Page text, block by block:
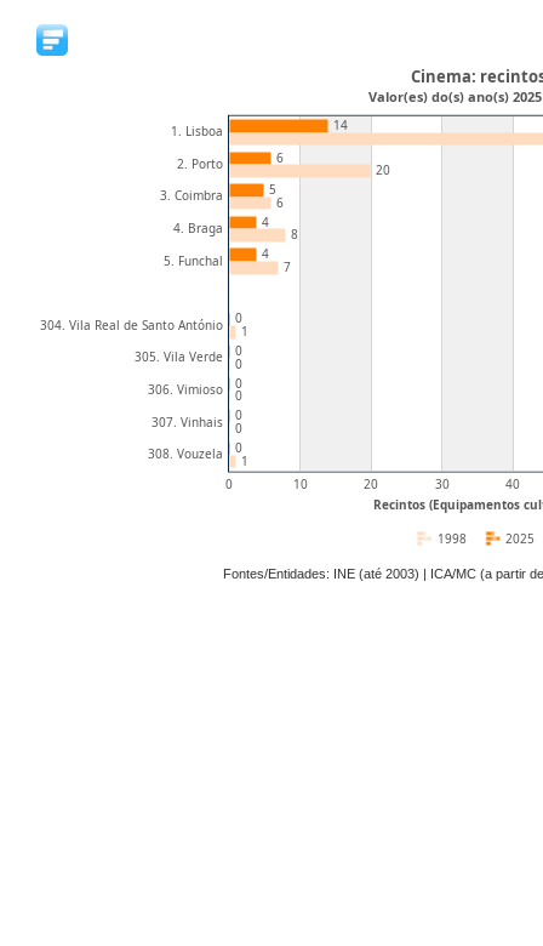
Recintos (Equipamentos
0 10 20 30 40
1. Lisboa
2. Porto
3. Coimbra
4. Braga
5. Funchal
304. Vila Real de Santo António
305. Vila Verde
306. Vimioso
307. Vinhais
308. Vouzela
14
6
5
4
4
0
0
0
0
0
20
6
8
7
1
0
0
0
1
Cinema:
Valor(es) do(s) ano(s)
2025
1998
Fontes/Entidades: INE (até 2003) | ICA/MC (a partir